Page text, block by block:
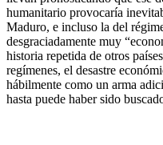
humanitario provocaría
Maduro, e incluso la del
desgraciadamente muy
historia repetida de otros
regímenes, el desastre
hábilmente como un arma
hasta puede haber sido